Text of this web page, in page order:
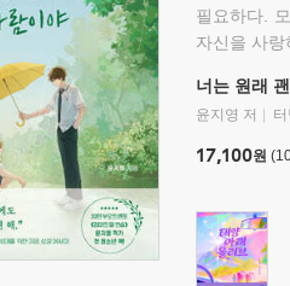
필요하다.
자신을 사랑
너는 원래
윤지영 저
17,100원